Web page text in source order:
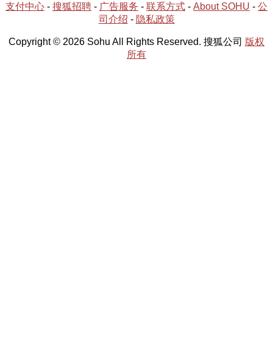
支付中心 - 搜狐招聘 - 广告服务 - 联系方式 - About SOHU - 公
司介绍 - 隐私政策
Copyright © 2026 Sohu All Rights Reserved. 搜狐公司 版权
所有